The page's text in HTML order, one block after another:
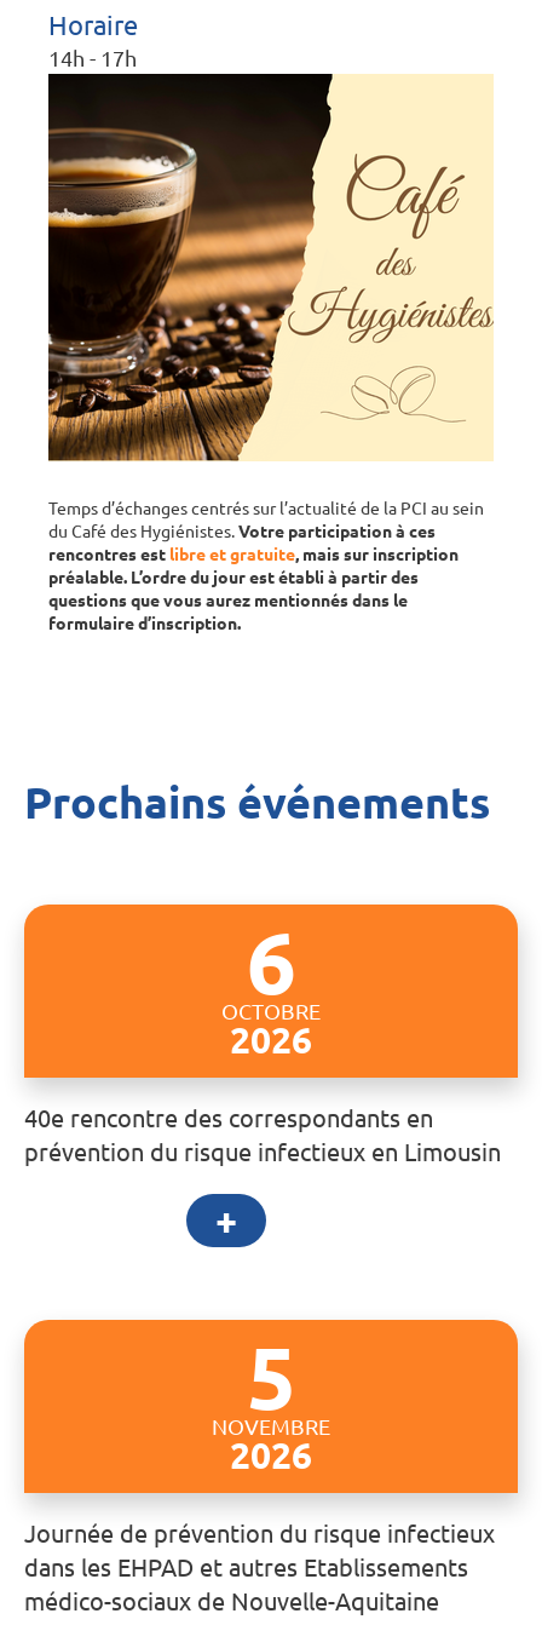
Horaire
14h - 17h
Temps d’échanges centrés sur l’actualité de la PCI au sein
du Café des Hygiénistes.Votre participation à ces
rencontres est libre et gratuite, mais sur inscription
préalable. L’ordre du jour est établi à partir des
questions que vous aurez mentionnés dans le
formulaire d’inscription.
Prochains événements
6
OCTOBRE
2026
40e rencontre des correspondants en
prévention du risque infectieux en Limousin
+
5
NOVEMBRE
2026
Journée de prévention du risque infectieux
dans les EHPAD et autres Etablissements
médico-sociaux de Nouvelle-Aquitaine